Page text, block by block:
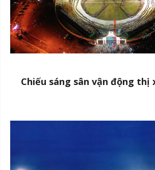
Chiếu sáng sân vận động thị